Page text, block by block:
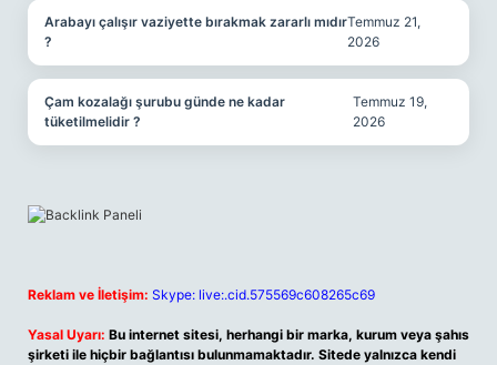
Arabayı çalışır vaziyette bırakmak zararlı mıdır
?
Temmuz 21,
2026
Çam kozalağı şurubu günde ne kadar
tüketilmelidir ?
Temmuz 19,
2026
Reklam ve İletişim: Skype: live:.cid.575569c608265c69
Yasal Uyarı: Bu internet sitesi, herhangi bir marka, kurum veya şahıs
şirketi ile hiçbir bağlantısı bulunmamaktadır. Sitede yalnızca kendi